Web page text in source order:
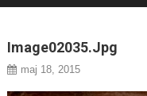
Image02035.jpg
maj 18, 2015